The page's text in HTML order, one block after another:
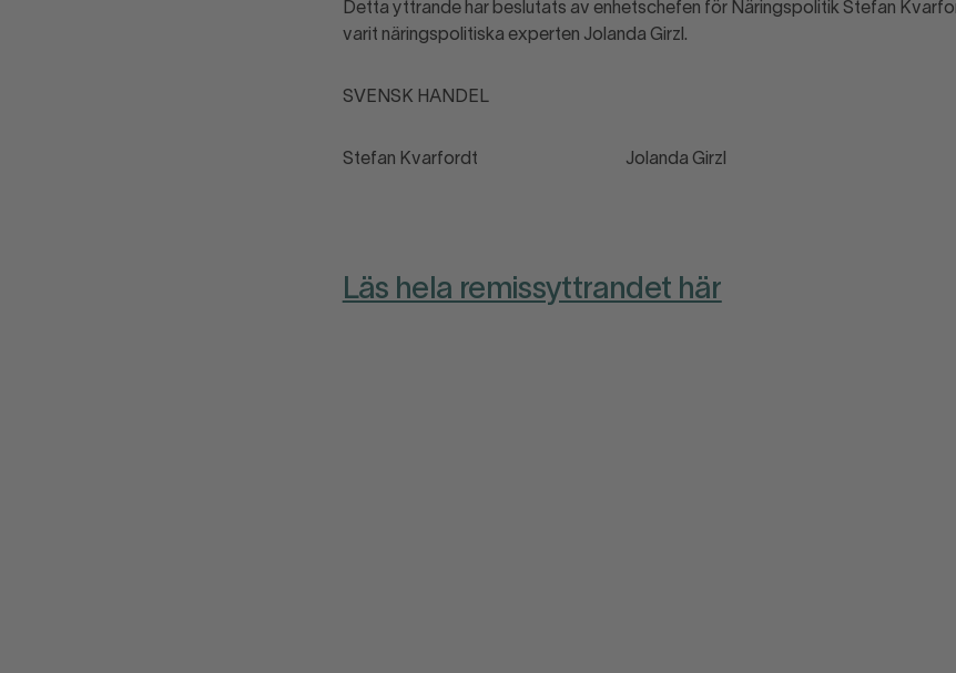
Detta yttrande har beslutats av enhetschefen för Näringspolitik Stefan
varit näringspolitiska experten Jolanda Girzl.
SVENSK HANDEL
Stefan Kvarfordt Jolanda Girzl
Läs hela remissyttrandet här